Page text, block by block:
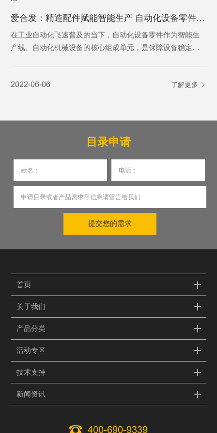
爱合发：精造配件赋能智能生产 自动化设备零件激活智造新动能
在工业自动化飞速普及的当下，自动化设备零件作为智能生
产线、自动化机械设备的核心组成单元，是保障设备稳定运
成自动化输送、加工、分拣、检测等核心工序，是制造业从
2022-06-06 了解更多
目录申请
提交您的需求
首页
关于我们
产品分类
活动专区
技术支持
新闻资讯
400-690-9339